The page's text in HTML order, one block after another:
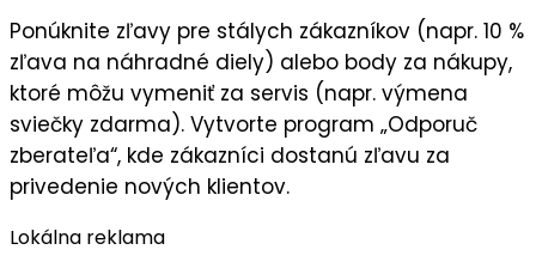
Ponúknite zľavy pre stálych zákazníkov (napr. 10 %
zľava na náhradné diely) alebo body za nákupy,
ktoré môžu vymeniť za servis (napr. výmena
sviečky zdarma). Vytvorte program „Odporuč
zberateľa“, kde zákazníci dostanú zľavu za
privedenie nových klientov.
Lokálna reklama